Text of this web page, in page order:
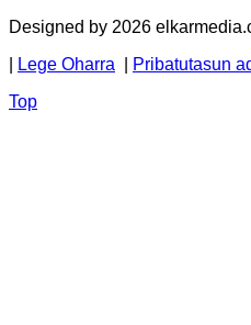
Designed by 2026
Lege Oharra Pribatutasun
Top